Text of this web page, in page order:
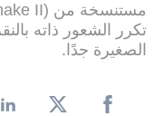
الصغيرة جدًا.